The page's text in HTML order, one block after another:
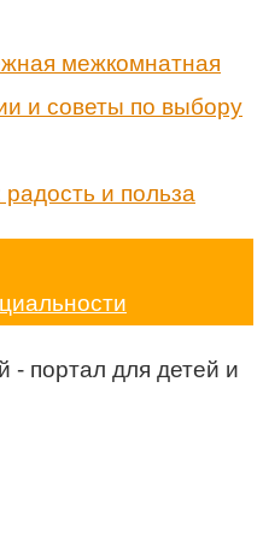
межкомнатная
и советы по выбору
и польза
портал для детей и